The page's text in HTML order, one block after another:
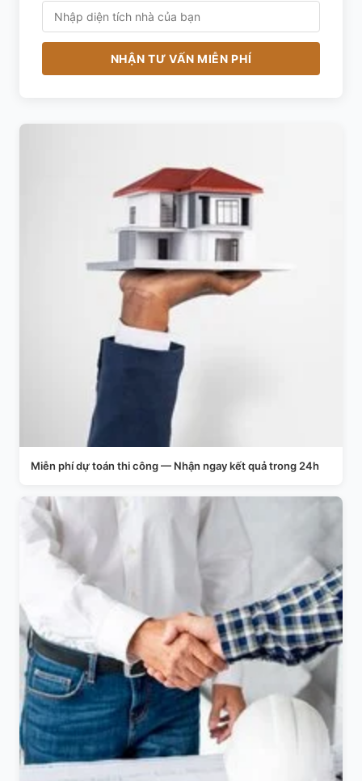
NHẬN TƯ VẤN MIỄN PHÍ
Miễn phí dự toán thi công — Nhận ngay kết quả trong 24h